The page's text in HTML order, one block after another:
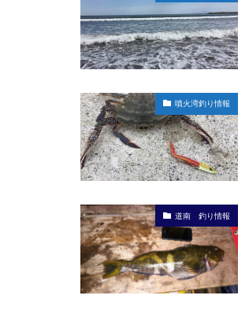
噴火湾釣り情報
道南 釣り情報